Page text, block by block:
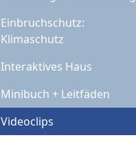
Einbruchschutz:
Klimaschutz
Interaktives Haus
Minibuch + Leitfäden
Videoclips